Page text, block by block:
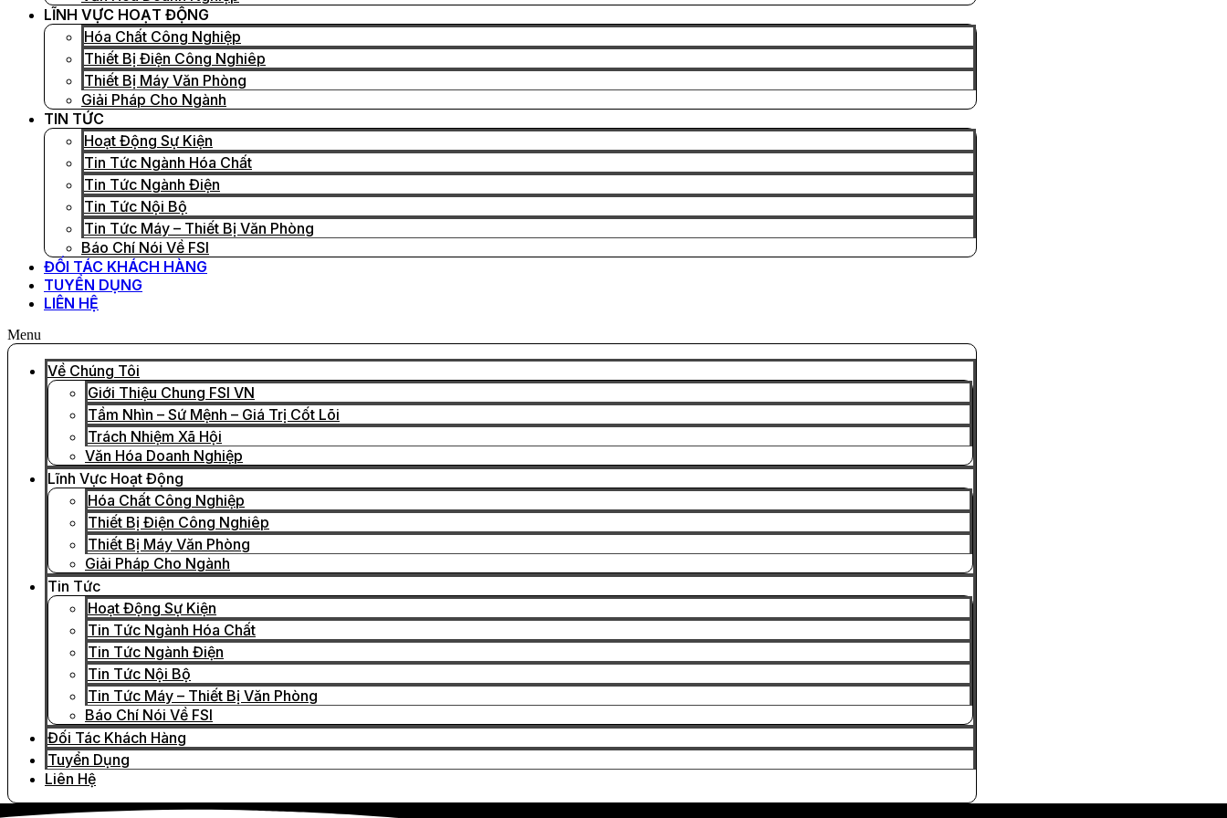
LĨNH VỰC HOẠT ĐỘNG
Hóa Chất Công Nghiệp
Thiết Bị Điện Công Nghiêp
Thiết Bị Máy Văn Phòng
Giải Pháp Cho Ngành
TIN TỨC
Hoạt Động Sự Kiện
Tin Tức Ngành Hóa Chất
Tin Tức Ngành Điện
Tin Tức Nội Bộ
Tin Tức Máy – Thiết Bị Văn Phòng
Báo Chí Nói Về FSI
ĐỐI TÁC KHÁCH HÀNG
TUYỂN DỤNG
LIÊN HỆ
Menu
Về Chúng Tôi
Giới Thiệu Chung FSI VN
Tầm Nhìn – Sứ Mệnh – Giá Trị Cốt Lõi
Trách Nhiệm Xã Hội
Văn Hóa Doanh Nghiệp
Lĩnh Vực Hoạt Động
Hóa Chất Công Nghiệp
Thiết Bị Điện Công Nghiêp
Thiết Bị Máy Văn Phòng
Giải Pháp Cho Ngành
Tin Tức
Hoạt Động Sự Kiện
Tin Tức Ngành Hóa Chất
Tin Tức Ngành Điện
Tin Tức Nội Bộ
Tin Tức Máy – Thiết Bị Văn Phòng
Báo Chí Nói Về FSI
Đối Tác Khách Hàng
Tuyển Dụng
Liên Hệ